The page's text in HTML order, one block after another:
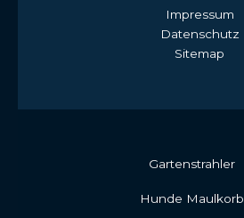
Impressum
Datenschutz
Sitemap
Gartenstrahler
Hunde Maulkorb